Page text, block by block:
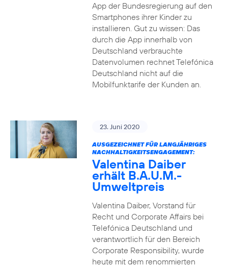
App der Bundesregierung auf den
Smartphones ihrer Kinder zu
installieren. Gut zu wissen: Das
durch die App innerhalb von
Deutschland verbrauchte
Datenvolumen rechnet Telefónica
Deutschland nicht auf die
Mobilfunktarife der Kunden an.
23. Juni 2020
AUSGEZEICHNET FÜR LANGJÄHRIGES
NACHHALTIGKEITSENGAGEMENT:
Valentina Daiber
erhält B.A.U.M.-
Umweltpreis
Valentina Daiber, Vorstand für
Recht und Corporate Affairs bei
Telefónica Deutschland und
verantwortlich für den Bereich
Corporate Responsibility, wurde
heute mit dem renommierten